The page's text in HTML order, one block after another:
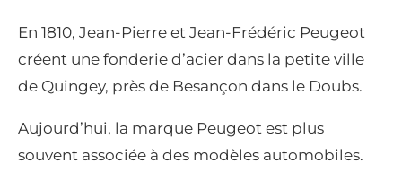
En 1810, Jean-Pierre et Jean-Frédéric Peugeot
créent une fonderie d’acier dans la petite ville
de Quingey, près de Besançon dans le Doubs.
Aujourd’hui, la marque Peugeot est plus
souvent associée à des modèles automobiles.